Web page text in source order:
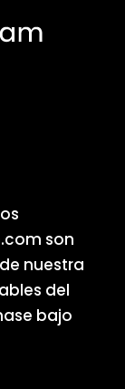
son
nuestra
del
bajo